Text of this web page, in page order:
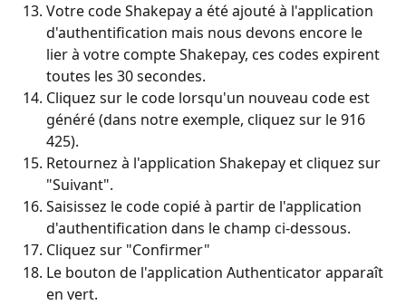
Votre code Shakepay a été ajouté à l'application
d'authentification mais nous devons encore le
lier à votre compte Shakepay, ces codes expirent
toutes les 30 secondes.
Cliquez sur le code lorsqu'un nouveau code est
généré (dans notre exemple, cliquez sur le 916
425).
Retournez à l'application Shakepay et cliquez sur
"Suivant".
Saisissez le code copié à partir de l'application
d'authentification dans le champ ci-dessous.
Cliquez sur "Confirmer"
Le bouton de l'application Authenticator apparaît
en vert.